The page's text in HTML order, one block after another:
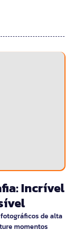
Incrível
de alta
momentos